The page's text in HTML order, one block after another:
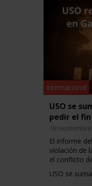
Internacional
USO se
pedir el fin
18
El informe
violación de
el conflicto de
USO se